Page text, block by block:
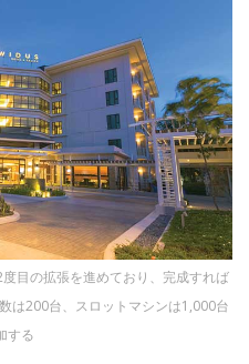
目の拡張を進めており、完成すれば
は200台、スロットマシンは1,000台
する